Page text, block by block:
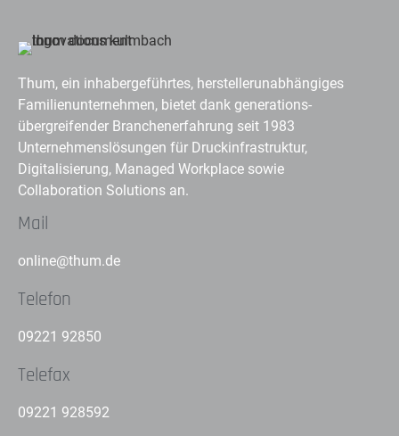
Thum, ein inhabergeführtes, herstellerunabhängiges
Familienunternehmen, bietet dank generations-
übergreifender Branchenerfahrung seit 1983
Unternehmenslösungen für Druckinfrastruktur,
Digitalisierung, Managed Workplace sowie
Collaboration Solutions an.
Mail
online@thum.de
Telefon
09221 92850
Telefax
09221 928592